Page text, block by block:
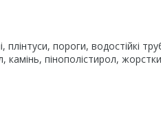
пороги, водостійкі
камінь, пінополістирол,